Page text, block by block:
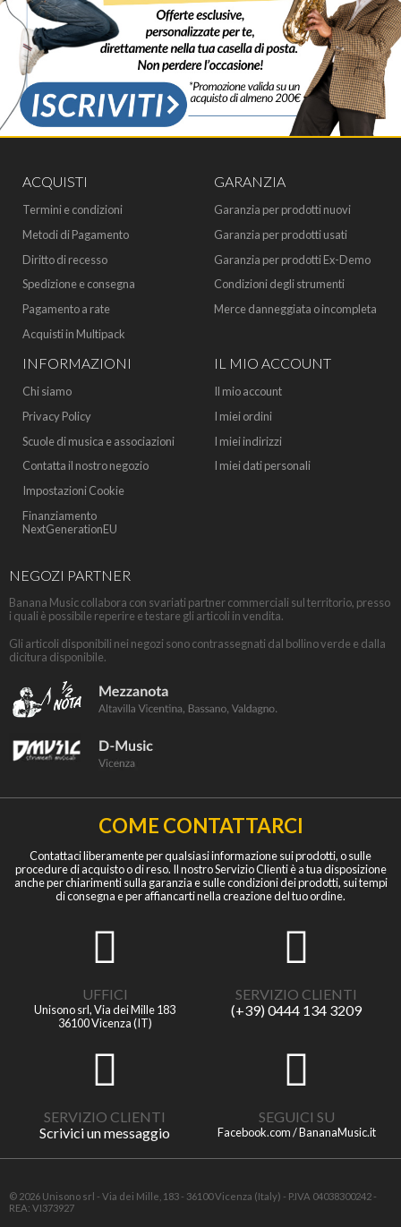
ACQUISTI
Termini e condizioni
Metodi di Pagamento
Diritto di recesso
Spedizione e consegna
Pagamento a rate
Acquisti in Multipack
GARANZIA
Garanzia per prodotti nuovi
Garanzia per prodotti usati
Garanzia per prodotti Ex-Demo
Condizioni degli strumenti
Merce danneggiata o incompleta
INFORMAZIONI
Chi siamo
Privacy Policy
Scuole di musica e associazioni
Contatta il nostro negozio
Impostazioni Cookie
Finanziamento
NextGenerationEU
IL MIO ACCOUNT
Il mio account
I miei ordini
I miei indirizzi
I miei dati personali
NEGOZI PARTNER
Banana Music collabora con svariati partner commerciali sul territorio, presso
i quali è possibile reperire e testare gli articoli in vendita.
Gli articoli disponibili nei negozi sono contrassegnati dal bollino verde e dalla
dicitura disponibile.
COME CONTATTARCI
Contattaci liberamente per qualsiasi informazione sui prodotti, o sulle
procedure di acquisto o di reso. Il nostro Servizio Clienti è a tua disposizione
anche per chiarimenti sulla garanzia e sulle condizioni dei prodotti, sui tempi
di consegna e per affiancarti nella creazione del tuo ordine.
UFFICI
Unisono srl, Via dei Mille 183
36100 Vicenza (IT)
SERVIZIO CLIENTI
(+39) 0444 134 3209
SERVIZIO CLIENTI
Scrivici un messaggio
SEGUICI SU
Facebook.com / BananaMusic.it
© 2026 Unisono srl - Via dei Mille, 183 - 36100 Vicenza (Italy) - P.IVA 04038300242 -
REA: VI373927